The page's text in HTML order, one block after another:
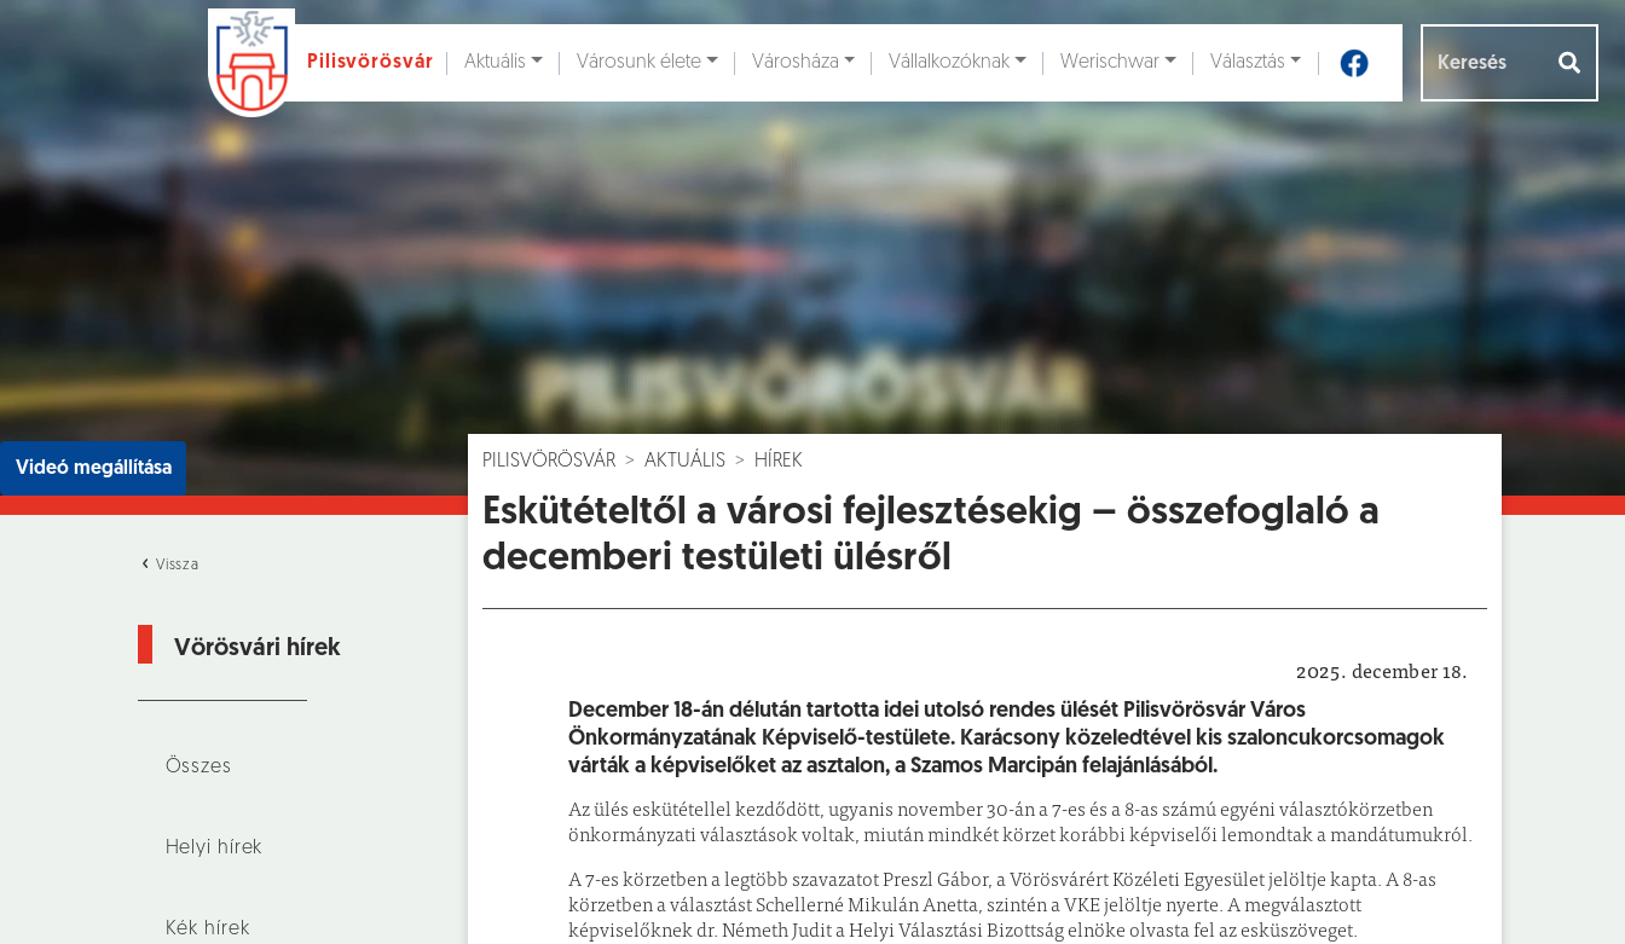
Ugrás a fő tartalomhoz
Pilisvörösvár Aktuális Városunk élete Városháza Vállalkozóknak Werischwar Választás
Videó megállítása
Vissza
Vörösvári hírek
Összes
Helyi hírek
Kék hírek
PILISVÖRÖSVÁR AKTUÁLIS HÍREK
Eskütételtől a városi fejlesztésekig – összefoglaló a
decemberi testületi ülésről
Önkormányzat
2025. december 18.
December 18-án délután tartotta idei utolsó rendes ülését Pilisvörösvár Város
Önkormányzatának Képviselő-testülete. Karácsony közeledtével kis szaloncukorcsomagok
várták a képviselőket az asztalon, a Szamos Marcipán felajánlásából.
Az ülés eskütétellel kezdődött, ugyanis november 30-án a 7-es és a 8-as számú egyéni választókörzetben
önkormányzati választások voltak, miután mindkét körzet korábbi képviselői lemondtak a mandátumukról.
A 7-es körzetben a legtöbb szavazatot Preszl Gábor, a Vörösvárért Közéleti Egyesület jelöltje kapta. A 8-as
körzetben a választást Schellerné Mikulán Anetta, szintén a VKE jelöltje nyerte. A megválasztott
képviselőknek dr. Németh Judit a Helyi Választási Bizottság elnöke olvasta fel az esküszöveget.
Események [] Dokumentumok [